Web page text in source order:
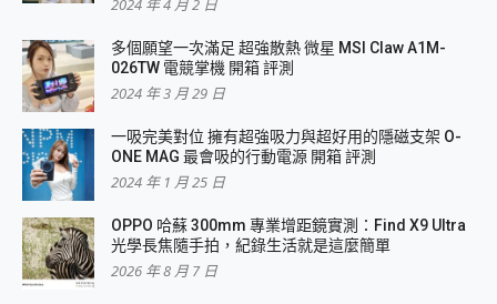
2024 年 4 月 2 日
多個願望一次滿足 超強散熱 微星 MSI Claw A1M-
026TW 電競掌機 開箱 評測
2024 年 3 月 29 日
一吸完美對位 擁有超強吸力與超好用的隱磁支架 O-
ONE MAG 最會吸的行動電源 開箱 評測
2024 年 1 月 25 日
OPPO 哈蘇 300mm 專業增距鏡實測：Find X9 Ultra
光學長焦隨手拍，紀錄生活就是這麼簡單
2026 年 8 月 7 日